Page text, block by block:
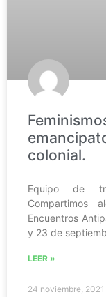
colonial.
Equipo de
Compartimos
Encuentros
y 23 de
LEER »
24 noviembre, 2021